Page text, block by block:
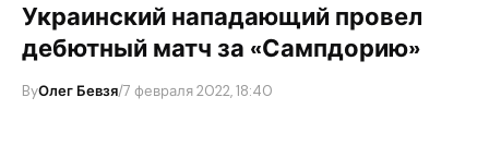
Украинский нападающий провел
дебютный матч за «Сампдорию»
ByОлег Бевзя/7 февраля 2022, 18:40